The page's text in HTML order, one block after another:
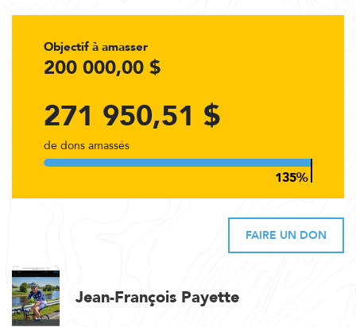
Objectif à amasser
200 000,00 $
271 950,51 $
de dons amassés
FAIRE UN DON
Jean-François Payette